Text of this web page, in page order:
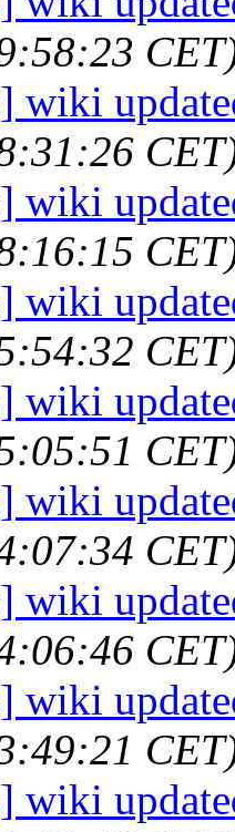
wiki
wiki
wiki
wiki
wiki
wiki
wiki
wiki